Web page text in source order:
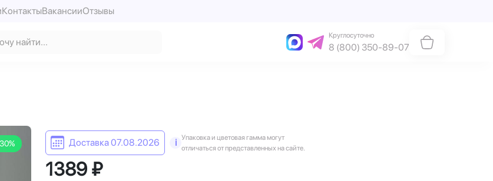
КонтактыВакансииОтзывы
Круглосуточно
8 (800) 350-89-07
Доставка 07.08.2026 i
Упаковка и цветовая гамма могут
отличаться от представленных на сайте.
1389 ₽